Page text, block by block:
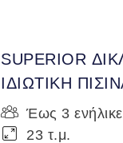
SUPERIOR
ΙΔΙΩΤΙΚΗ
Έως 3
23 τ.μ.